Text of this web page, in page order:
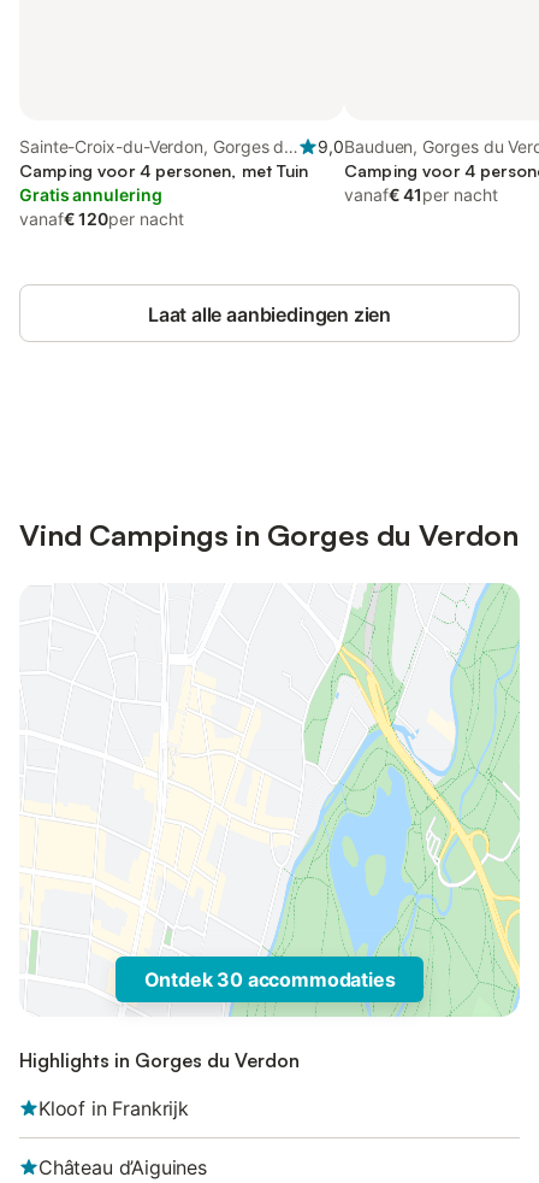
Sainte-Croix-du-Verdon, Gorges du
Verdon
9,0
Camping voor 4 personen, met Tuin
Gratis annulering
vanaf€ 120per nacht
Bauduen, Gorges du
Camping voor 4
vanaf€ 41per nacht
Laat alle aanbiedingen zien
Vind Campings in Gorges du Verdon
Ontdek 30 accommodaties
Highlights in Gorges du Verdon
Kloof in Frankrijk
Château d’Aiguines